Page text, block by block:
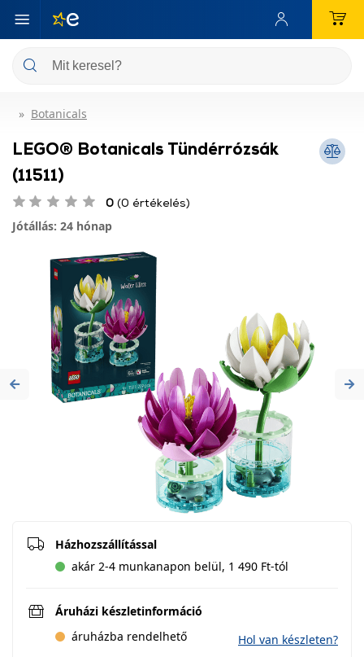
Botanicals
LEGO® Botanicals Tündérrózsák
(11511)
0 (0 értékelés)
Jótállás: 24 hónap
Previous
Házhozszállítással
akár 2-4 munkanapon belül, 1 490 Ft-tól
Áruházi készletinformáció
áruházba rendelhető
Hol van készleten?